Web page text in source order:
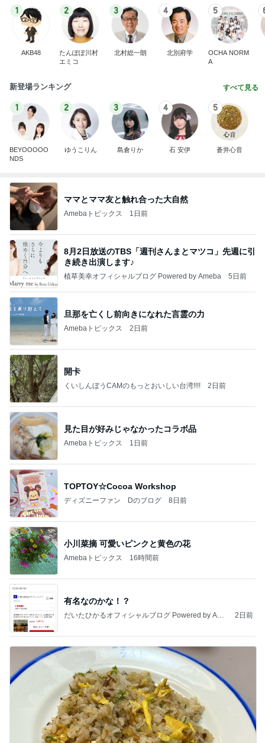
1
AKB48
2
たんぽぽ川村
エミコ
3
北村総一朗
4
北別府学
5
OCHA NORM
A
新登場ランキング すべて見る
1
BEYOOOOO
NDS
2
ゆうこりん
3
島倉りか
4
石 安伊
5
蒼井心音
ママとママ友と触れ合った大自然
Amebaトピックス 1日前
8月2日放送のTBS「週刊さんまとマツコ」先週に引
き続き出演します♪
植草美幸オフィシャルブログ Powered by Ameba 5日前
旦那を亡くし前向きになれた言霊の力
Amebaトピックス 2日前
開卡
くいしんぼうCAMのもっとおいしい台湾!!!! 2日前
見た目が好みじゃなかったコラボ品
Amebaトピックス 1日前
TOPTOY☆Cocoa Workshop
ディズニーファン Dのブログ 8日前
小川菜摘 可愛いピンクと黄色の花
Amebaトピックス 16時間前
有名なのかな！？
だいたひかるオフィシャルブログ Powered by Ame
2日前